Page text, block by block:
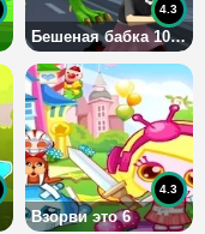
Бешеная бабка 10: Лондон
4.3
Взорви это 6
4.3